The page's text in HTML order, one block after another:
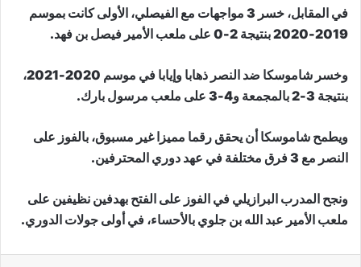
في المقابل، خسر 3 مواجهات مع الفيصلي، الأولى كانت بموسم
2019-2020 بنتيجة 2-0 على ملعب الأمير فيصل بن فهد.
وخسر شاموسكا ضد النصر ذهابا وإيابا في موسم 2020-2021،
بنتيجة 3-2 بالمجمعة و4-3 على ملعب مرسول بارك.
ويطمح شاموسكا أن يحقق رقما مميزا غير مسبوق، بالفوز على
النصر مع 3 فرق مختلفة في عهد دوري المحترفين.
ونجح المدرب البرازيلي في الفوز على الفتح بهدفين نظيفين على
ملعب الأمير عبد الله بن جلوي بالأحساء، في أولى جولات الدوري.